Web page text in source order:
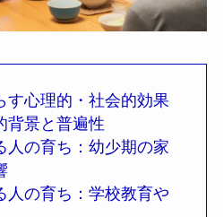
す心理的・社会的効果
背景と普遍性
人の育ち：幼少期の家
人の育ち：学校教育や